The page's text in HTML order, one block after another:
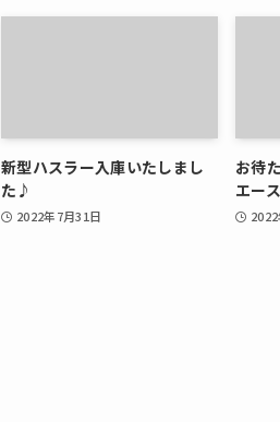
新型ハスラー入庫いたしまし
た♪
2022年7月31日
お待
エー